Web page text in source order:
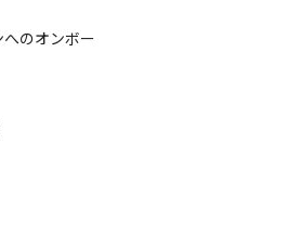
のオンボー